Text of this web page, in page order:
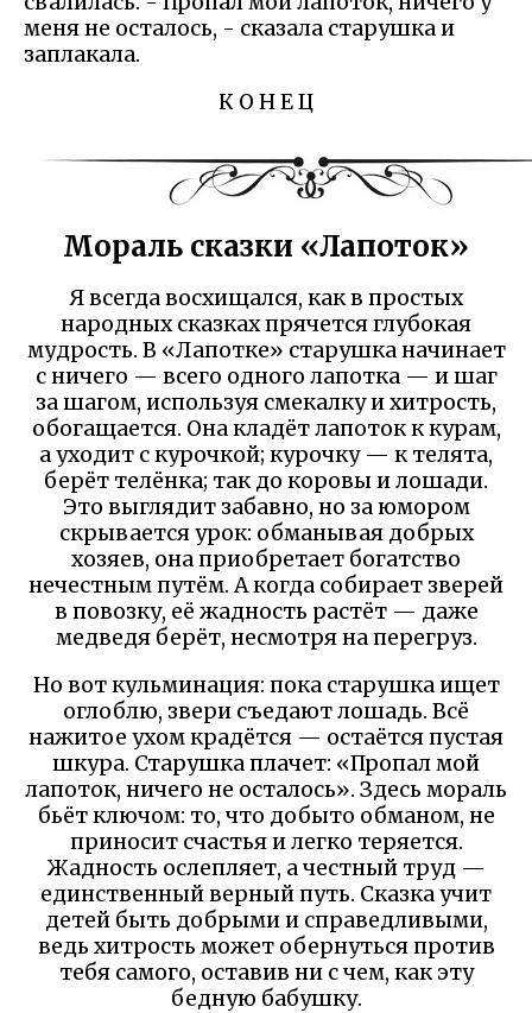
меня не осталось, - сказала старушка и
заплакала.
К О Н Е Ц
Мораль сказки «Лапоток»
Я всегда восхищался, как в простых
народных сказках прячется глубокая
мудрость. В «Лапотке» старушка начинает
с ничего — всего одного лапотка — и шаг
за шагом, используя смекалку и хитрость,
обогащается. Она кладёт лапоток к курам,
а уходит с курочкой; курочку — к телята,
берёт телёнка; так до коровы и лошади.
Это выглядит забавно, но за юмором
скрывается урок: обманывая добрых
хозяев, она приобретает богатство
нечестным путём. А когда собирает зверей
в повозку, её жадность растёт — даже
медведя берёт, несмотря на перегруз.
Но вот кульминация: пока старушка ищет
оглоблю, звери съедают лошадь. Всё
нажитое ухом крадётся — остаётся пустая
шкура. Старушка плачет: «Пропал мой
лапоток, ничего не осталось». Здесь мораль
бьёт ключом: то, что добыто обманом, не
приносит счастья и легко теряется.
Жадность ослепляет, а честный труд —
единственный верный путь. Сказка учит
детей быть добрыми и справедливыми,
ведь хитрость может обернуться против
тебя самого, оставив ни с чем, как эту
бедную бабушку.